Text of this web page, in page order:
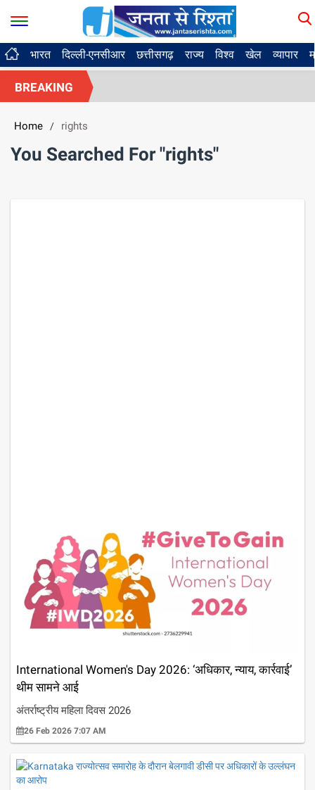
भारत दिल्ली-एनसीआर छत्तीसगढ़ राज्य विश्व खेल व्यापार
BREAKING
Home / rights
You Searched For "rights"
International Women's Day 2026: ‘अधिकार, न्याय, कार्रवाई’
थीम सामने आई
अंतर्राष्ट्रीय महिला दिवस 2026
26 Feb 2026 7:07 AM